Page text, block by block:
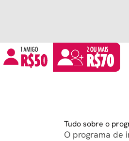
Tudo sobre o
O programa de